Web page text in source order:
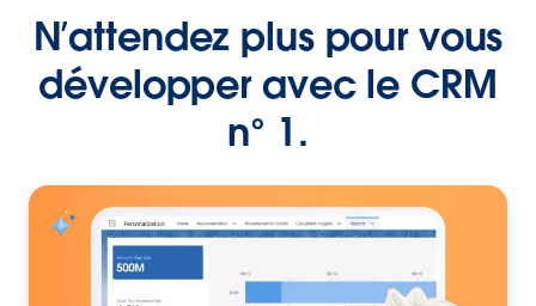
N’attendez plus pour vous
développer avec le CRM
n° 1.